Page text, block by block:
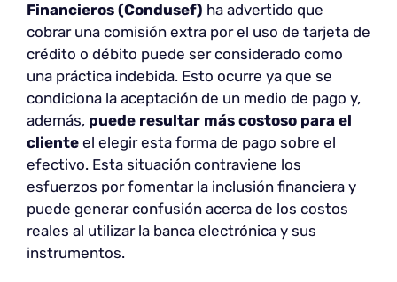
Financieros (Condusef) ha advertido que
cobrar una comisión extra por el uso de tarjeta de
crédito o débito puede ser considerado como
una práctica indebida. Esto ocurre ya que se
condiciona la aceptación de un medio de pago y,
además, puede resultar más costoso para el
cliente el elegir esta forma de pago sobre el
efectivo. Esta situación contraviene los
esfuerzos por fomentar la inclusión financiera y
puede generar confusión acerca de los costos
reales al utilizar la banca electrónica y sus
instrumentos.